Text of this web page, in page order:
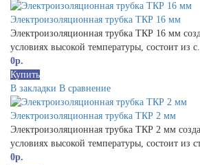
Электроизоляционная трубка ТКР 16 мм
Электроизоляционная трубка ТКР 16 мм
условиях высокой температуры, состоит из с..
0р.
Купить
В закладки В сравнение
Электроизоляционная трубка ТКР 2 мм
Электроизоляционная трубка ТКР 2 мм
условиях высокой температуры, состоит из
0р.